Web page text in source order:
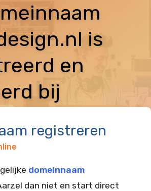
is
en
bij
registreren
domeinnaam
dan niet en start direct